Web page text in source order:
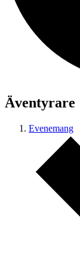
Äventyrare
Evenemang